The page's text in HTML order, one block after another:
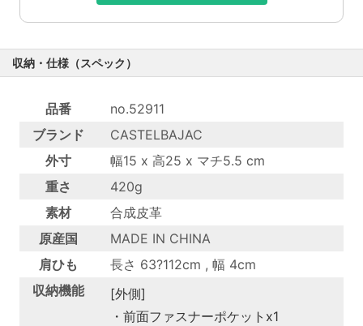
収納・仕様（スペック）
品番
no.52911
ブランド
CASTELBAJAC
外寸
幅15 x 高25 x マチ5.5 cm
重さ
420g
素材
合成皮革
原産国
MADE IN CHINA
肩ひも
長さ 63?112cm , 幅 4cm
収納機能
[外側]
・前面ファスナーポケットx1